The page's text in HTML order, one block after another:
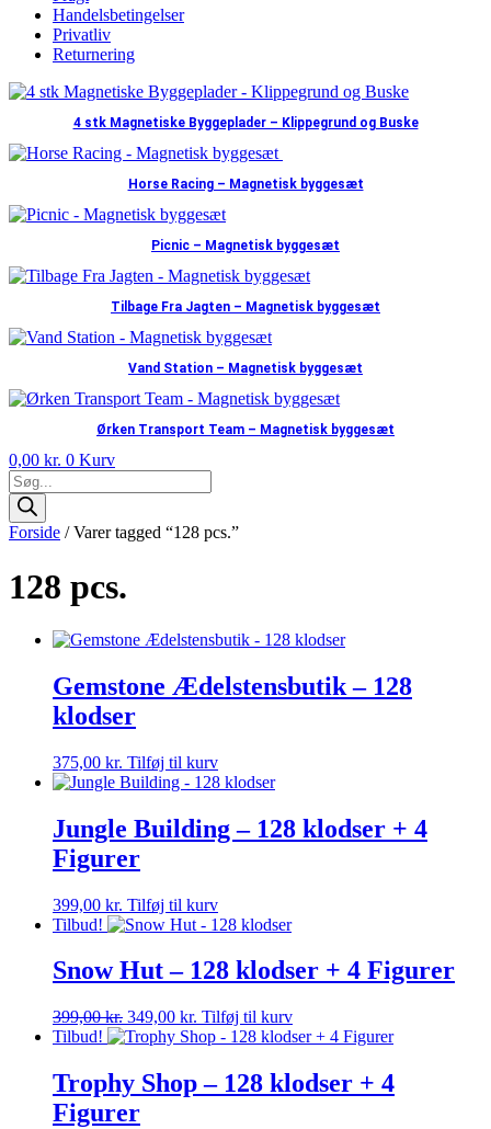
Handelsbetingelser
Privatliv
Returnering
4 stk Magnetiske Byggeplader – Klippegrund og Buske
Horse Racing – Magnetisk byggesæt
Picnic – Magnetisk byggesæt
Tilbage Fra Jagten – Magnetisk byggesæt
Vand Station – Magnetisk byggesæt
Ørken Transport Team – Magnetisk byggesæt
0,00 kr. 0 Kurv
Products
search
Forside / Varer tagged “128 pcs.”
128 pcs.
Gemstone Ædelstensbutik – 128
klodser
375,00 kr. Tilføj til kurv
Jungle Building – 128 klodser + 4
Figurer
399,00 kr. Tilføj til kurv
Tilbud!
Snow Hut – 128 klodser + 4 Figurer
399,00kr. Den
oprindelige
var:
399,00 kr..
349,00 kr. Den
aktuelle
349,00 kr..
Tilføj til kurv
Tilbud!
Trophy Shop – 128 klodser + 4
Figurer